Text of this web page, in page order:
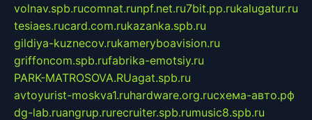
volnav.spb.rucomnat.runpf.net.ru7bit.pp.rukalugatur.ru
tesiaes.rucard.com.rukazanka.spb.ru
gildiya-kuznecov.rukameryboavision.ru
griffoncom.spb.rufabrika-emotsiy.ru
PARK-MATROSOVA.RUagat.spb.ru
avtoyurist-moskva1.ruhardware.org.ruсхема-авто.рф
dg-lab.ruangrup.rurecruiter.spb.rumusic8.spb.ru